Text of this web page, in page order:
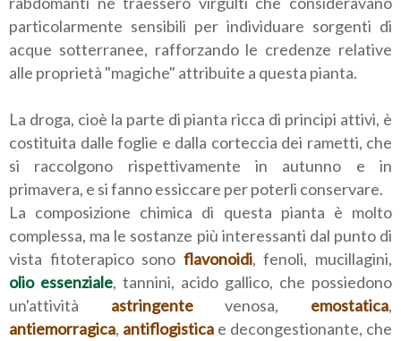
particolarmente sensibili per individuare sorgenti di
acque sotterranee, rafforzando le credenze relative
alle proprietà "magiche" attribuite a questa pianta.
La droga, cioè la parte di pianta ricca di principi attivi, è
costituita dalle foglie e dalla corteccia dei rametti, che
si raccolgono rispettivamente in autunno e in
primavera, e si fanno essiccare per poterli conservare.
La composizione chimica di questa pianta è molto
complessa, ma le sostanze più interessanti dal punto di
vista fitoterapico sono flavonoidi, fenoli, mucillagini,
olio essenziale, tannini, acido gallico, che possiedono
un'attività astringentevenosa, emostatica,
antiemorragica, antiflogistica e decongestionante, che